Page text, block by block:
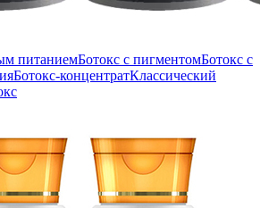
питаниемБотокс с пигментомБотокс с
Ботокс-концентратКлассический